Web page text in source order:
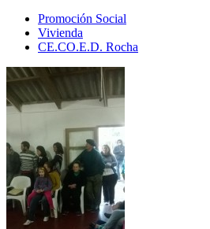
Promoción Social
Vivienda
CE.CO.E.D. Rocha